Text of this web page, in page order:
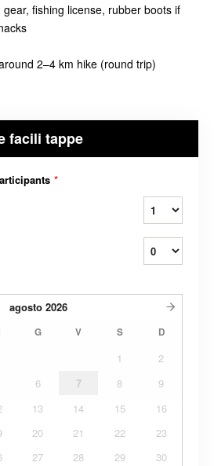
fishing license, rubber boots if
2–4 km hike (round trip)
facili tappe
*
agosto 2026
G V S D
1
2
6 7 8
9
13 14 15
16
20 21 22
23
27 28 29
30